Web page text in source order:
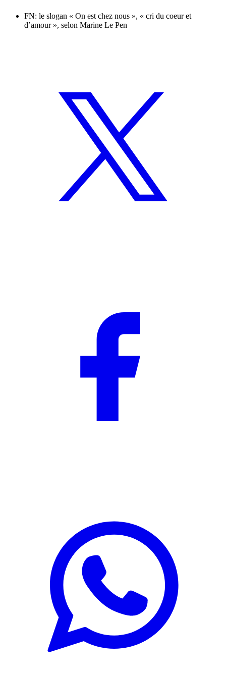
FN: le slogan « On est chez nous », « cri du coeur et
d’amour », selon Marine Le Pen